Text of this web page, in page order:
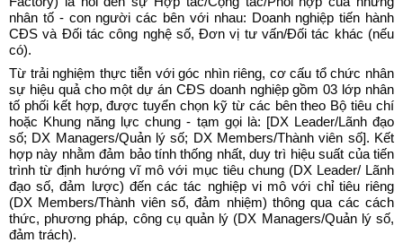
nhân tố - con người các bên với nhau: Doanh nghiệp tiến hành
CĐS và Đối tác công nghệ số, Đơn vị tư vấn/Đối tác khác (nếu
có).
Từ trải nghiệm thực tiễn với góc nhìn riêng, cơ cấu tổ chức nhân
sự hiệu quả cho một dự án CĐS doanh nghiệp gồm 03 lớp nhân
tố phối kết hợp, được tuyển chọn kỹ từ các bên theo Bộ tiêu chí
hoặc Khung năng lực chung - tạm gọi là: [DX Leader/Lãnh đạo
số; DX Managers/Quản lý số; DX Members/Thành viên số]. Kết
hợp này nhằm đảm bảo tính thống nhất, duy trì hiệu suất của tiến
trình từ định hướng vĩ mô với mục tiêu chung (DX Leader/ Lãnh
đạo số, đảm lược) đến các tác nghiệp vi mô với chỉ tiêu riêng
(DX Members/Thành viên số, đảm nhiệm) thông qua các cách
thức, phương pháp, công cụ quản lý (DX Managers/Quản lý số,
đảm trách).